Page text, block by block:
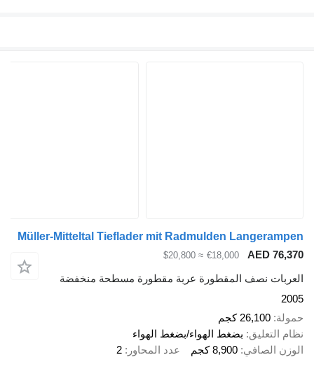
Müller-Mitteltal Tieflader mit Radmulden Langerampen
AED 76,370
€18,000
≈ $20,800
العربات نصف المقطورة عربة مقطورة مسطحة منخفضة
2005
حمولة 26,100 كجم
نظام التعليق بضغط الهواء/بضغط الهواء
الوزن الصافي 8,900 كجم عدد المحاور 2